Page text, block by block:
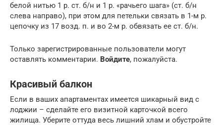
белой нитью 1 р. ст. б/н и 1 р. «рачьего шага» (ст. б/н
слева направо), при этом для петельки связать в 1-м р.
цепочку из 17 возд. п. и во 2-м р. обвязать ее ст. б/н.
Только зарегистрированные пользователи могут
оставлять комментарии. Войдите, пожалуйста.
Красивый балкон
Если в ваших апартаментах имеется шикарный вид с
лоджии – сделайте его визитной карточкой всего
жилища. Уберите оттуда весь лишний хлам и обустройте